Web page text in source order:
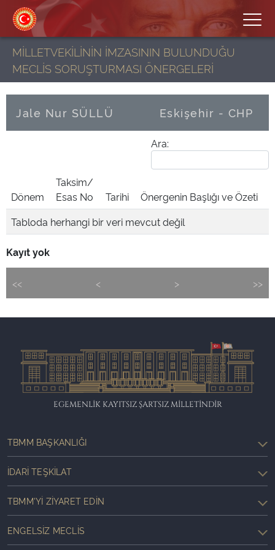
MİLLETVEKİLİNİN İMZASININ BULUNDUĞU
MECLİS SORUŞTURMASI ÖNERGELERİ
Jale Nur SÜLLÜ Eskişehir - CHP
Ara:
Dönem
Taksim/
Esas No
Tarihi
Önergenin Başlığı ve Özeti
Tabloda herhangi bir veri mevcut değil
Kayıt yok
<< < > >>
EGEMENLİK KAYITSIZ ŞARTSIZ MİLLETİNDİR
TBMM BAŞKANLIĞI
İDARI TEŞKILAT
TBMM'YI ZIYARET EDIN
ENGELSIZ MECLIS